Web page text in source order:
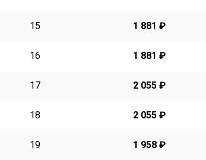
15 1 881 ₽
16 1 881 ₽
17 2 055 ₽
18 2 055 ₽
19 1 958 ₽